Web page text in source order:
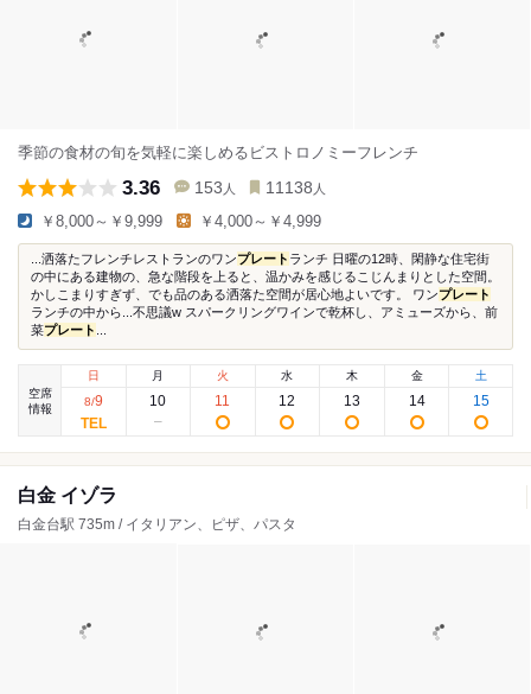
季節の食材の旬を気軽に楽しめるビストロノミーフレンチ
3.36 153 人 11138 人
￥8,000～￥9,999 ￥4,000～￥4,999
...洒落たフレンチレストランのワンプレート ランチ 日曜の12時、閑静な住宅街
の中にある建物の、急な階段を上ると、温かみを感じるこじんまりとした空間。
かしこまりすぎず、でも品のある洒落た空間が居心地よいです。 ワンプレート
ランチの中から...不思議w スパークリングワインで乾杯し、アミューズから、前
菜プレート
空席
情報
日
8/9
月
10
火
11
水
12
木
13
金
14
土
15
白金 イゾラ
白金台駅 735m / イタリアン、ピザ、パスタ